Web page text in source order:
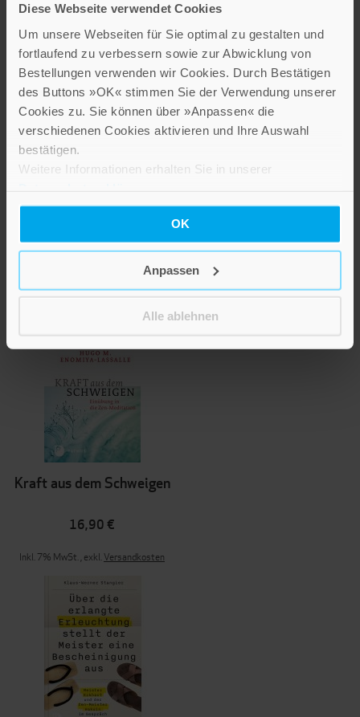
Diese Webseite verwendet Cookies
Um unsere Webseiten für Sie optimal zu gestalten und
fortlaufend zu verbessern sowie zur Abwicklung von
Bestellungen verwenden wir Cookies. Durch Bestätigen
des Buttons »OK« stimmen Sie der Verwendung unserer
Cookies zu. Sie können über »Anpassen« die
verschiedenen Cookies aktivieren und Ihre Auswahl
bestätigen.
Weitere Informationen erhalten Sie in unserer
OK
Anpassen
Alle ablehnen
Inkl. 7% MwSt.,exkl.Versandkosten
Kraft aus dem Schweigen
16,90 €
Inkl. 7% MwSt.,exkl.Versandkosten